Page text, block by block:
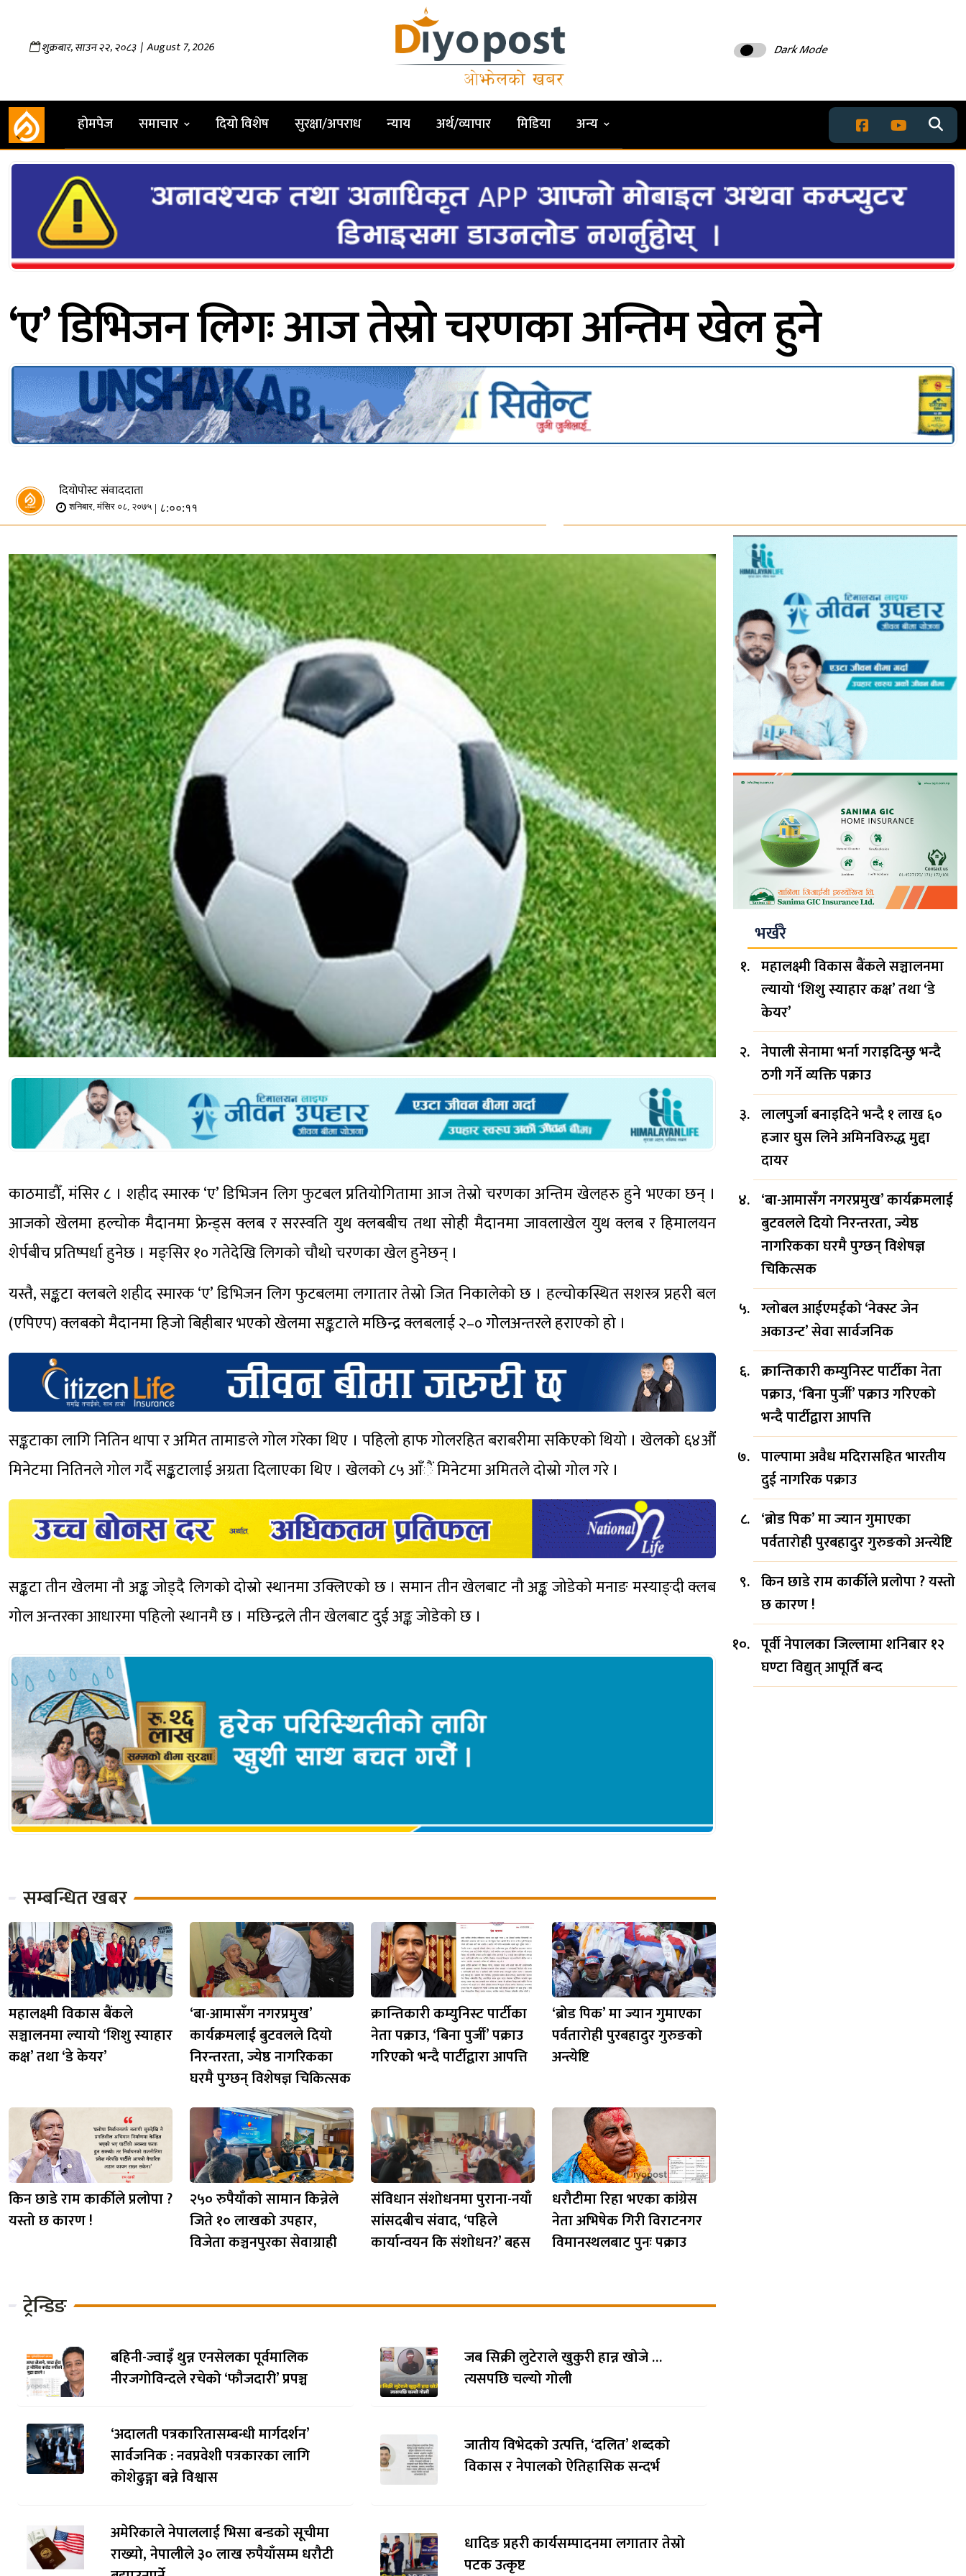
शुक्रबार,साउन२२,२०८३| August 7, 2026 Dark Mode
होमपेज समाचार दियो विशेष सुरक्षा/अपराध न्याय अर्थ/व्यापार मिडिया अन्य
‘ए’ डिभिजन लिगः आज तेस्रो चरणका अन्तिम खेल हुने
दियोपोस्ट संवाददाता
शनिबार, मंसिर ०८, २०७५ | ८:००:११
काठमाडौँ, मंसिर ८ । शहीद स्मारक ‘ए’ डिभिजन लिग फुटबल प्रतियोगितामा आज तेस्रो चरणका अन्तिम खेलहरु हुने भएका छन् ।
आजको खेलमा हल्चोक मैदानमा फ्रेन्ड्स क्लब र सरस्वति युथ क्लबबीच तथा सोही मैदानमा जावलाखेल युथ क्लब र हिमालयन
शेर्पबीच प्रतिष्पर्धा हुनेछ । मङ्सिर १० गतेदेखि लिगको चौथो चरणका खेल हुनेछन् ।
यस्तै, सङ्कटा क्लबले शहीद स्मारक ‘ए’ डिभिजन लिग फुटबलमा लगातार तेस्रो जित निकालेको छ । हल्चोकस्थित सशस्त्र प्रहरी बल
(एपिएप) क्लबको मैदानमा हिजो बिहीबार भएको खेलमा सङ्कटाले मछिन्द्र क्लबलाई २–० गोेलअन्तरले हराएको हो ।
सङ्कटाका लागि नितिन थापा र अमित तामाङले गोल गरेका थिए । पहिलो हाफ गोलरहित बराबरीमा सकिएको थियो । खेलको ६४औँं
मिनेटमा नितिनले गोल गर्दै सङ्कटालाई अग्रता दिलाएका थिए । खेलको ८५ आँैं मिनेटमा अमितले दोस्रो गोल गरे ।
सङ्कटा तीन खेलमा नौ अङ्क जोड्दै लिगको दोस्रो स्थानमा उक्लिएको छ । समान तीन खेलबाट नौ अङ्क जोडेको मनाङ मस्याङ्दी क्लब
गोल अन्तरका आधारमा पहिलो स्थानमै छ । मछिन्द्रले तीन खेलबाट दुई अङ्क जोडेको छ ।
सम्बन्धित खबर
महालक्ष्मी विकास बैंकले
सञ्चालनमा ल्यायो ‘शिशु स्याहार
कक्ष’ तथा ‘डे केयर’
‘बा-आमासँग नगरप्रमुख’
कार्यक्रमलाई बुटवलले दियो
निरन्तरता, ज्येष्ठ नागरिकका
घरमै पुग्छन् विशेषज्ञ चिकित्सक
क्रान्तिकारी कम्युनिस्ट पार्टीका
नेता पक्राउ, ‘बिना पुर्जी’ पक्राउ
गरिएको भन्दै पार्टीद्वारा आपत्ति
‘ब्रोड पिक’ मा ज्यान गुमाएका
पर्वतारोही पुरबहादुर गुरुङको
अन्त्येष्टि
किन छाडे राम कार्कीले प्रलोपा ?
यस्तो छ कारण !
२५० रुपैयाँको सामान किन्नेले
जिते १० लाखको उपहार,
विजेता कञ्चनपुरका सेवाग्राही
संविधान संशोधनमा पुराना-नयाँ
सांसदबीच संवाद, ‘पहिले
कार्यान्वयन कि संशोधन?’ बहस
धरौटीमा रिहा भएका कांग्रेस
नेता अभिषेक गिरी विराटनगर
विमानस्थलबाट पुनः पक्राउ
ट्रेन्डिङ
बहिनी-ज्वाइँ थुन्न एनसेलका पूर्वमालिक
नीरजगोविन्दले रचेको ‘फौजदारी’ प्रपञ्च
जब सिक्री लुटेराले खुकुरी हान्न खोजे …
त्यसपछि चल्यो गोली
‘अदालती पत्रकारितासम्बन्धी मार्गदर्शन’
सार्वजनिक : नवप्रवेशी पत्रकारका लागि
कोशेढुङ्गा बन्ने विश्वास
जातीय विभेदको उत्पत्ति, ‘दलित’ शब्दको
विकास र नेपालको ऐतिहासिक सन्दर्भ
अमेरिकाले नेपाललाई भिसा बन्डकाे सूचीमा
राख्यो, नेपालीले ३० लाख रुपैयाँसम्म धरौटी
धादिङ प्रहरी कार्यसम्पादनमा लगातार तेस्रो
पटक उत्कृष्ट
भर्खरै
महालक्ष्मी विकास बैंकले सञ्चालनमा
ल्यायो ‘शिशु स्याहार कक्ष’ तथा ‘डे
केयर’
नेपाली सेनामा भर्ना गराइदिन्छु भन्दै
ठगी गर्ने व्यक्ति पक्राउ
लालपुर्जा बनाइदिने भन्दै १ लाख ६०
हजार घुस लिने अमिनविरुद्ध मुद्दा
दायर
‘बा-आमासँग नगरप्रमुख’ कार्यक्रमलाई
बुटवलले दियो निरन्तरता, ज्येष्ठ
नागरिकका घरमै पुग्छन् विशेषज्ञ
चिकित्सक
ग्लोबल आईएमईको ‘नेक्स्ट जेन
अकाउन्ट’ सेवा सार्वजनिक
क्रान्तिकारी कम्युनिस्ट पार्टीका नेता
पक्राउ, ‘बिना पुर्जी’ पक्राउ गरिएको
भन्दै पार्टीद्वारा आपत्ति
पाल्पामा अवैध मदिरासहित भारतीय
दुई नागरिक पक्राउ
‘ब्रोड पिक’ मा ज्यान गुमाएका
पर्वतारोही पुरबहादुर गुरुङको अन्त्येष्टि
किन छाडे राम कार्कीले प्रलोपा ? यस्तो
छ कारण !
पूर्वी नेपालका जिल्लामा शनिबार १२
घण्टा विद्युत् आपूर्ति बन्द